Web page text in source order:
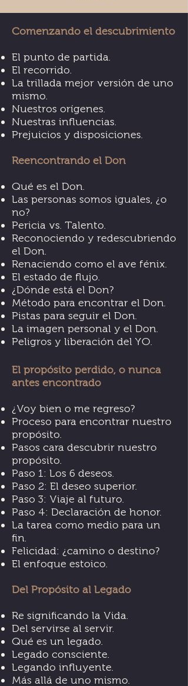
Comenzando el descubrimiento
El punto de partida.
El recorrido.
La trillada mejor versión de uno
mismo.
Nuestros orígenes.
Nuestras influencias.
Prejuicios y disposiciones.
Reencontrando el Don
Qué es el Don.
Las personas somos iguales, ¿o
no?
Pericia vs. Talento.
Reconociendo y redescubriendo
el Don.
Renaciendo como el ave fénix.
El estado de flujo.
¿Dónde está el Don?
Método para encontrar el Don.
Pistas para seguir el Don.
La imagen personal y el Don.
Peligros y liberación del YO.
El propósito perdido, o nunca
antes encontrado
¿Voy bien o me regreso?
Proceso para encontrar nuestro
propósito.
Pasos cara descubrir nuestro
propósito.
Paso 1: Los 6 deseos.
Paso 2: El deseo superior.
Paso 3: Viaje al futuro.
Paso 4: Declaración de honor.
La tarea como medio para un
fin.
Felicidad: ¿camino o destino?
El enfoque estoico.
Del Propósito al Legado
Re significando la Vida.
Del servirse al servir.
Qué es un legado.
Legado consciente.
Legando influyente.
Más allá de uno mismo.